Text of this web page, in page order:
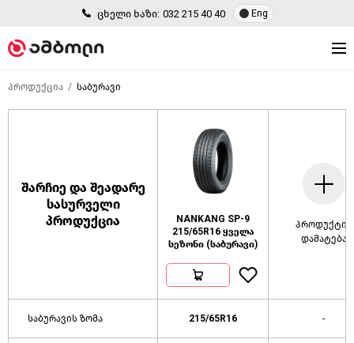
ცხელი ხაზი: 032 215 40 40 Eng
პროდუქცია საბურავი
შარჩიე და შეადარე
სასურველი
პროდუქცია
NANKANG SP-9
215/65R16 ყველა
სეზონი (საბურავი)
პროდუქტის
დამატება
საბურავის ზომა 215/65R16 -